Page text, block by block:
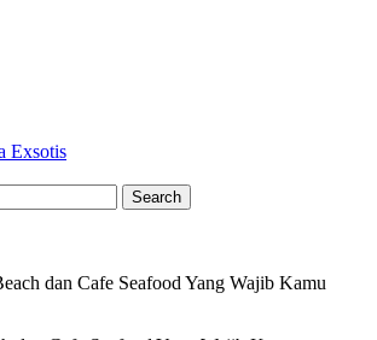
Exsotis
dan Cafe Seafood Yang Wajib Kamu